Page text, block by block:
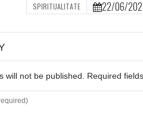
22/06/
SPIRITUALITATE
will not be published. Required